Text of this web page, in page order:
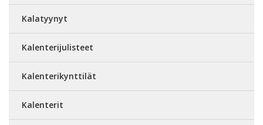
Kalatyynyt
Kalenterijulisteet
Kalenterikynttilät
Kalenterit